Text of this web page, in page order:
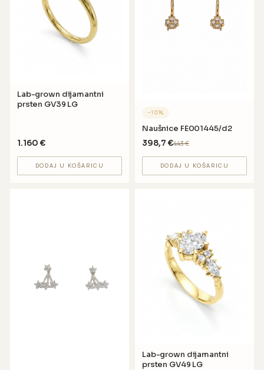
Lab-grown dijamantni
prsten GV39 LG
1.160 €
DODAJ U KOŠARICU
−10%
Naušnice FE001445/d2
398,7 €443€
DODAJ U KOŠARICU
Lab-grown dijamantni
prsten GV49 LG